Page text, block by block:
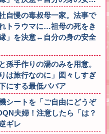
自慢の毒叔母一家。法事で
トラウマに…祖母の死をき
」を決意←自分の身の安全
孫手作りの湯のみを用意。
は旅行なのに」図々しすぎ
にする最低ババア
シートを「ご自由にどうぞ
夫婦！注意したら「は？
ギレ